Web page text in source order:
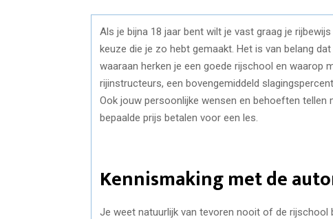
Als je bijna 18 jaar bent wilt je vast graag je
keuze die je zo hebt gemaakt. Het is van belang
waaraan herken je een goede rijschool en waarop
rijinstructeurs, een bovengemiddeld
Ook jouw persoonlijke wensen en behoeften
bepaalde prijs betalen voor een les.
Kennismaking met de
Je weet natuurlijk van tevoren nooit of de rijschool